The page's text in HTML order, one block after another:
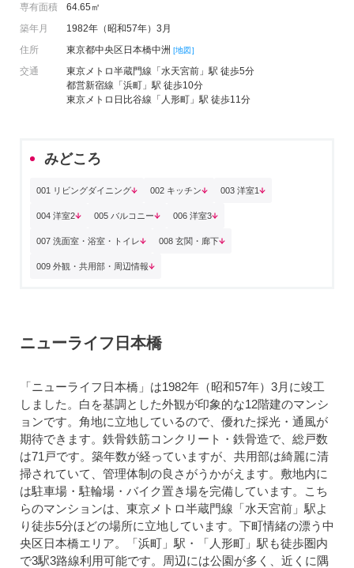
専有面積
64.65㎡
築年月
1982年（昭和57年）3月
住所
東京都中央区日本橋中洲 [地図]
交通
東京メトロ半蔵門線「水天宮前」駅 徒歩5分
都営新宿線「浜町」駅 徒歩10分
東京メトロ日比谷線「人形町」駅 徒歩11分
みどころ
001 リビングダイニング 002 キッチン 003 洋室1
004 洋室2 005 バルコニー 006 洋室3
007 洗面室・浴室・トイレ 008 玄関・廊下
009 外観・共用部・周辺情報
ニューライフ日本橋
「ニューライフ日本橋」は1982年（昭和57年）3月に竣工
しました。白を基調とした外観が印象的な12階建のマンシ
ョンです。角地に立地しているので、優れた採光・通風が
期待できます。鉄骨鉄筋コンクリート・鉄骨造で、総戸数
は71戸です。築年数が経っていますが、共用部は綺麗に清
掃されていて、管理体制の良さがうかがえます。敷地内に
は駐車場・駐輪場・バイク置き場を完備しています。こち
らのマンションは、東京メトロ半蔵門線「水天宮前」駅よ
り徒歩5分ほどの場所に立地しています。下町情緒の漂う中
央区日本橋エリア。「浜町」駅・「人形町」駅も徒歩圏内
で3駅3路線利用可能です。周辺には公園が多く、近くに隅